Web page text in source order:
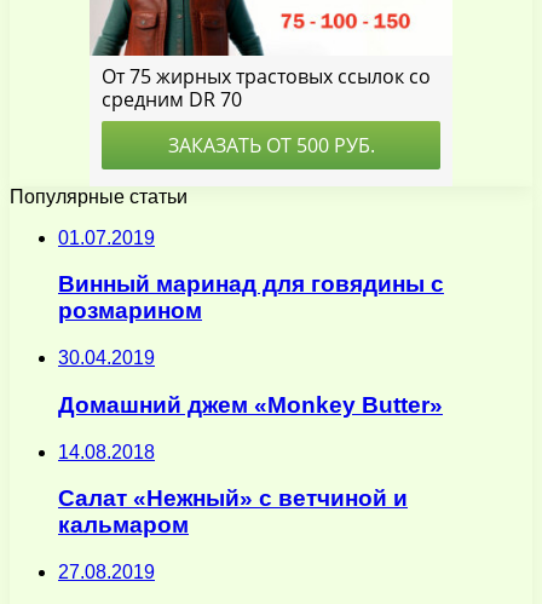
Популярные статьи
01.07.2019
Винный маринад для говядины с
розмарином
30.04.2019
Домашний джем «Monkey Butter»
14.08.2018
Салат «Нежный» с ветчиной и
кальмаром
27.08.2019